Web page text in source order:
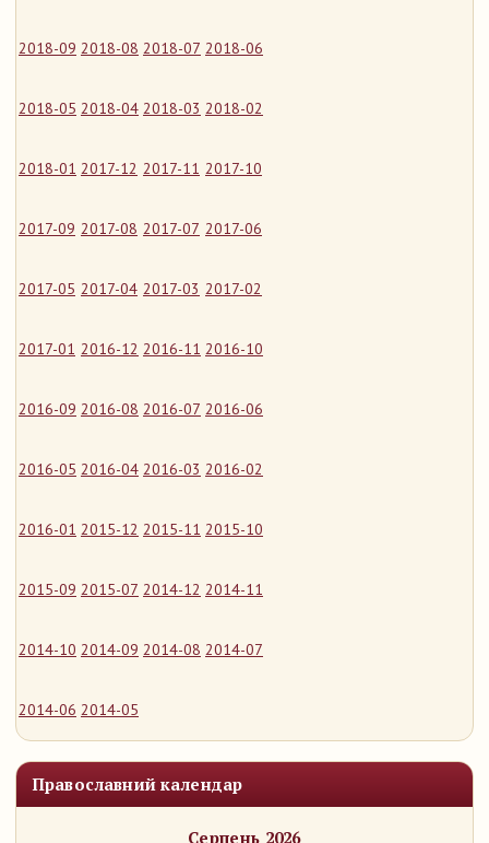
2018-09 2018-08 2018-07 2018-06
2018-05 2018-04 2018-03 2018-02
2018-01 2017-12 2017-11 2017-10
2017-09 2017-08 2017-07 2017-06
2017-05 2017-04 2017-03 2017-02
2017-01 2016-12 2016-11 2016-10
2016-09 2016-08 2016-07 2016-06
2016-05 2016-04 2016-03 2016-02
2016-01 2015-12 2015-11 2015-10
2015-09 2015-07 2014-12 2014-11
2014-10 2014-09 2014-08 2014-07
2014-06 2014-05
Православний календар
Серпень 2026